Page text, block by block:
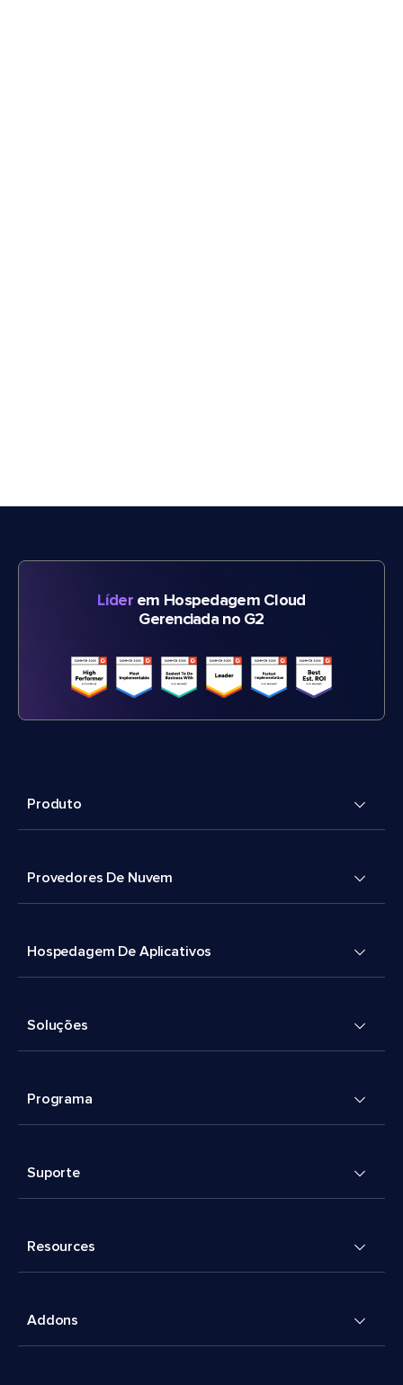
Líderem Hospedagem Cloud
Gerenciada no G2
Produto
Provedores De Nuvem
Hospedagem De Aplicativos
Soluções
Programa
Suporte
Resources
Addons